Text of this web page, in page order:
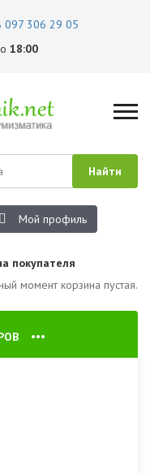
097 306 29 05
18:00
Мой профиль
покупателя
момент корзина пустая.